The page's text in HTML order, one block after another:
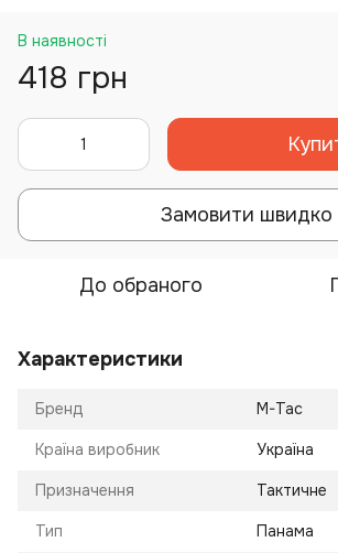
В наявності
418 грн
Замовити швидко
До обраного
Характеристики
Бренд M-Tac
Країна виробник Україна
Призначення Тактичне
Тип Панама